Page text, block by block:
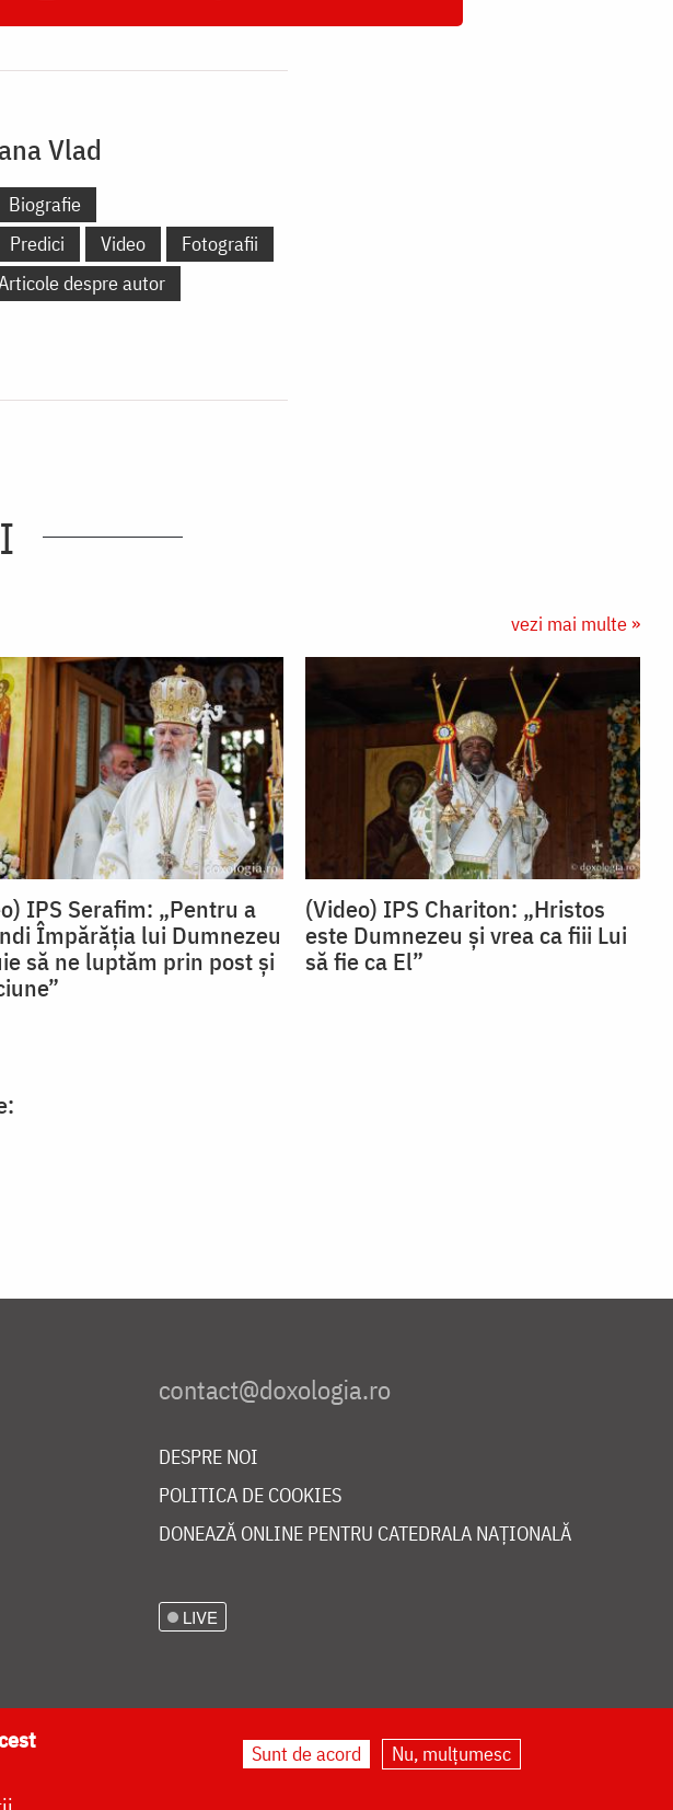
Vlad
Biografie
Predici Video
Fotografii
despre autor
vezi mai multe »
IPS Serafim: „Pentru a
Împărăția lui Dumnezeu
să ne luptăm prin post și
(Video) IPS Chariton: „Hristos
este Dumnezeu și vrea ca fiii Lui
să fie ca El”
DESPRE NOI
POLITICA DE COOKIES
DONEAZĂ ONLINE PENTRU CATEDRALA NAȚIONALĂ
LIVE
Sunt de acord Nu, mulțumesc